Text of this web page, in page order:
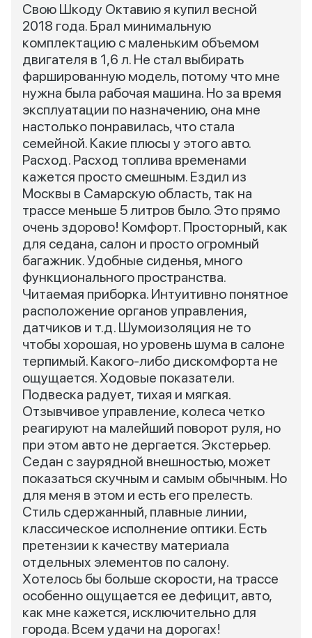
Свою Шкоду Октавию я купил весной
2018 года. Брал минимальную
комплектацию с маленьким объемом
двигателя в 1,6 л. Не стал выбирать
фаршированную модель, потому что мне
нужна была рабочая машина. Но за время
эксплуатации по назначению, она мне
настолько понравилась, что стала
семейной. Какие плюсы у этого авто.
Расход. Расход топлива временами
кажется просто смешным. Ездил из
Москвы в Самарскую область, так на
трассе меньше 5 литров было. Это прямо
очень здорово! Комфорт. Просторный, как
для седана, салон и просто огромный
багажник. Удобные сиденья, много
функционального пространства.
Читаемая приборка. Интуитивно понятное
расположение органов управления,
датчиков и т.д. Шумоизоляция не то
чтобы хорошая, но уровень шума в салоне
терпимый. Какого-либо дискомфорта не
ощущается. Ходовые показатели.
Подвеска радует, тихая и мягкая.
Отзывчивое управление, колеса четко
реагируют на малейший поворот руля, но
при этом авто не дергается. Экстерьер.
Седан с заурядной внешностью, может
показаться скучным и самым обычным. Но
для меня в этом и есть его прелесть.
Стиль сдержанный, плавные линии,
классическое исполнение оптики. Есть
претензии к качеству материала
отдельных элементов по салону.
Хотелось бы больше скорости, на трассе
особенно ощущается ее дефицит, авто,
как мне кажется, исключительно для
города. Всем удачи на дорогах!